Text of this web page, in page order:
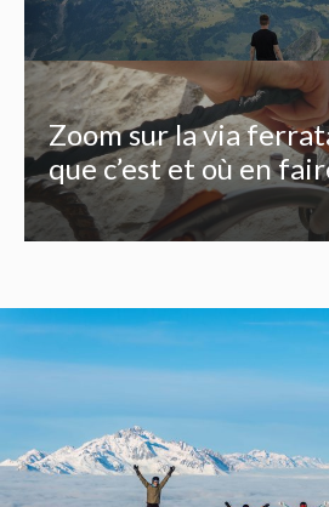
Zoom sur la via
que c’est et où en